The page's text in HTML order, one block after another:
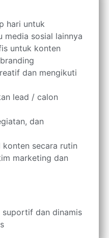
hari untuk
media sosial lainnya
untuk konten
dan mengikuti
lead / calon
dan
secara rutin
marketing dan
suportif dan dinamis